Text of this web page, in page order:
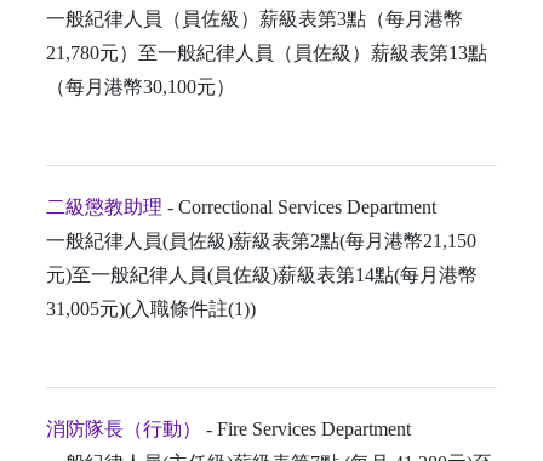
一般紀律人員（員佐級）薪級表第3點（每月港幣
21,780元）至一般紀律人員（員佐級）薪級表第13點
（每月港幣30,100元）
二級懲教助理 - Correctional Services Department
一般紀律人員(員佐級)薪級表第2點(每月港幣21,150
元)至一般紀律人員(員佐級)薪級表第14點(每月港幣
31,005元)(入職條件註(1))
消防隊長（行動）
- Fire Services Department